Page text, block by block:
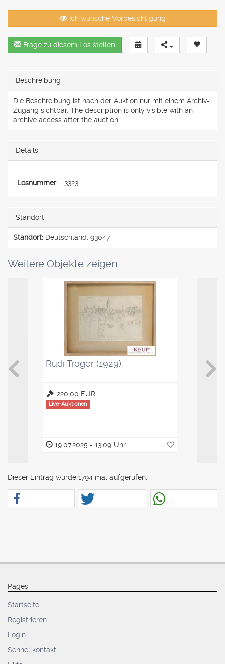
Ich wünsche Vorbesichtigung
Frage zu diesem Los stellen
Beschreibung
Die Beschreibung ist nach der Auktion nur mit einem Archiv-
Zugang sichtbar. The description is only visible with an
archive access after the auction.
Details
Losnummer 3323
Standort
Standort: Deutschland, 93047
Weitere Objekte zeigen
Rudi Tröger (1929)
220,00 EUR
Live-Auktionen
19.07.2025 - 13:09 Uhr
Dieser Eintrag wurde 1794 mal aufgerufen.
Pages
Startseite
Registrieren
Login
Schnellkontakt